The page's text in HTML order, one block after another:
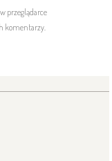
przeglądarce
komentarzy.